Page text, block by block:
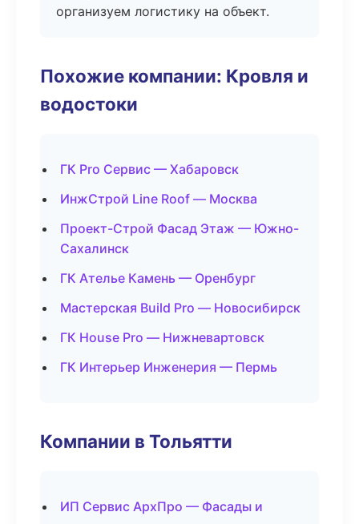
организуем логистику на объект.
Похожие компании: Кровля и
водостоки
ГК Pro Сервис — Хабаровск
ИнжСтрой Line Roof — Москва
Проект-Строй Фасад Этаж — Южно-
Сахалинск
ГК Ателье Камень — Оренбург
Мастерская Build Pro — Новосибирск
ГК House Pro — Нижневартовск
ГК Интерьер Инженерия — Пермь
Компании в Тольятти
ИП Сервис АрхПро — Фасады и